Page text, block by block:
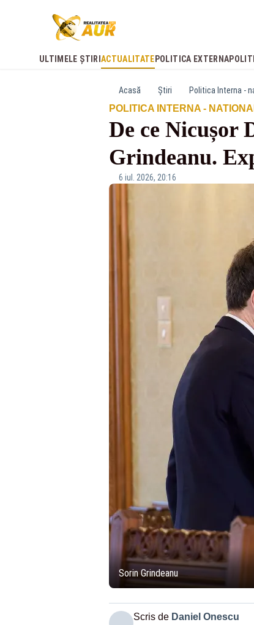
ULTIMELE ȘTIRI ACTUALITATE POLITICA EXTERNA
Acasă Știri Politica Interna -
POLITICA INTERNA -
De ce Nicușor
Grindeanu.
6 iul. 2026, 20:16
Sorin Grindeanu
Scris de Daniel Onescu